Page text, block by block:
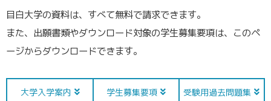
目白大学の資料は、すべて無料で請求できます。
また、出願書類やダウンロード対象の学生募集要項は、このペ
ージからダウンロードできます。
大学入学案内 学生募集要項 受験用過去問題集